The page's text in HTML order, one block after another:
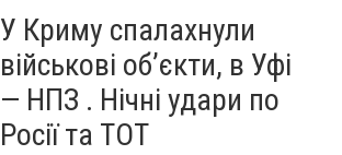
У Криму спалахнули
військові об’єкти, в Уфі
— НПЗ . Нічні удари по
Росії та ТОТ